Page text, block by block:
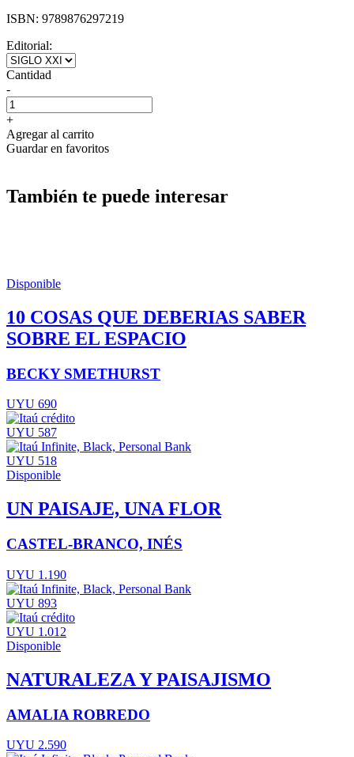
ISBN: 9789876297219
Editorial:
Cantidad
-
+
Agregar al carrito
Guardar en favoritos
También te puede interesar
Disponible
10 COSAS QUE DEBERIAS SABER
SOBRE EL ESPACIO
BECKY SMETHURST
UYU 690
UYU 587
UYU 518
Disponible
UN PAISAJE, UNA FLOR
CASTEL-BRANCO, INÉS
UYU 1.190
UYU 893
UYU 1.012
Disponible
NATURALEZA Y PAISAJISMO
AMALIA ROBREDO
UYU 2.590